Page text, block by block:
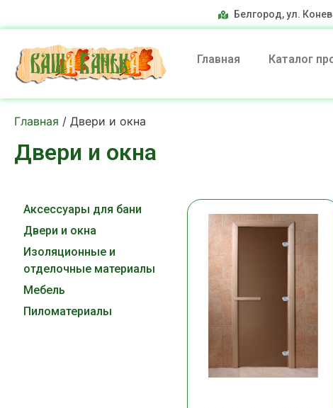
Белгород, ул.
Главная Каталог
Главная / Двери и окна
Двери и окна
Аксессуары для бани
Двери и окна
Изоляционные и
отделочные материалы
Мебель
Пиломатериалы